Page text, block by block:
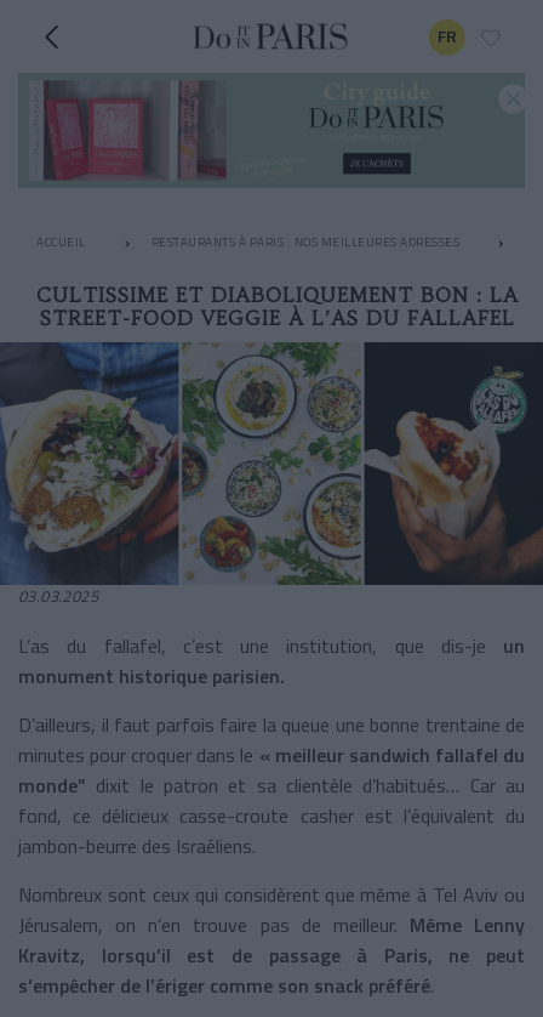
FR
ACCUEIL RESTAURANTS À PARIS : NOS MEILLEURES ADRESSES
CULTISSIME ET DIABOLIQUEMENT BON : LA
STREET-FOOD VEGGIE À L’AS DU FALLAFEL
03.03.2025
L’as du fallafel, c’est une institution, que dis-je un
monument historique parisien.
D’ailleurs, il faut parfois faire la queue une bonne trentaine de
minutes pour croquer dans le « meilleur sandwich fallafel du
monde” dixit le patron et sa clientèle d’habitués… Car au
fond, ce délicieux casse-croute casher est l’équivalent du
jambon-beurre des Israéliens.
Nombreux sont ceux qui considèrent que même à Tel Aviv ou
Jérusalem, on n’en trouve pas de meilleur. Même Lenny
Kravitz, lorsqu’il est de passage à Paris, ne peut
s’empêcher de l’ériger comme son snack préféré.